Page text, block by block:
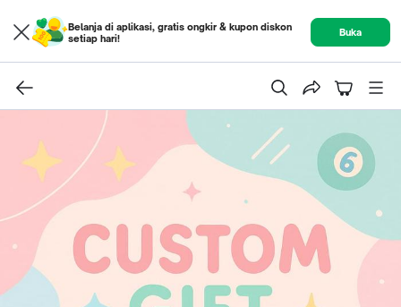
Belanja di aplikasi, gratis ongkir & kupon diskon
setiap hari!
Buka